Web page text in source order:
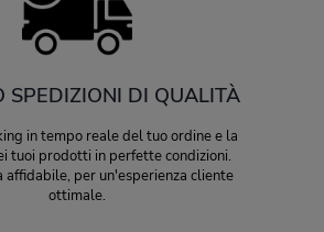
SPEDIZIONI DI QUALITÀ
in tempo reale del tuo ordine e la
tuoi prodotti in perfette condizioni.
affidabile, per un'esperienza cliente
ottimale.